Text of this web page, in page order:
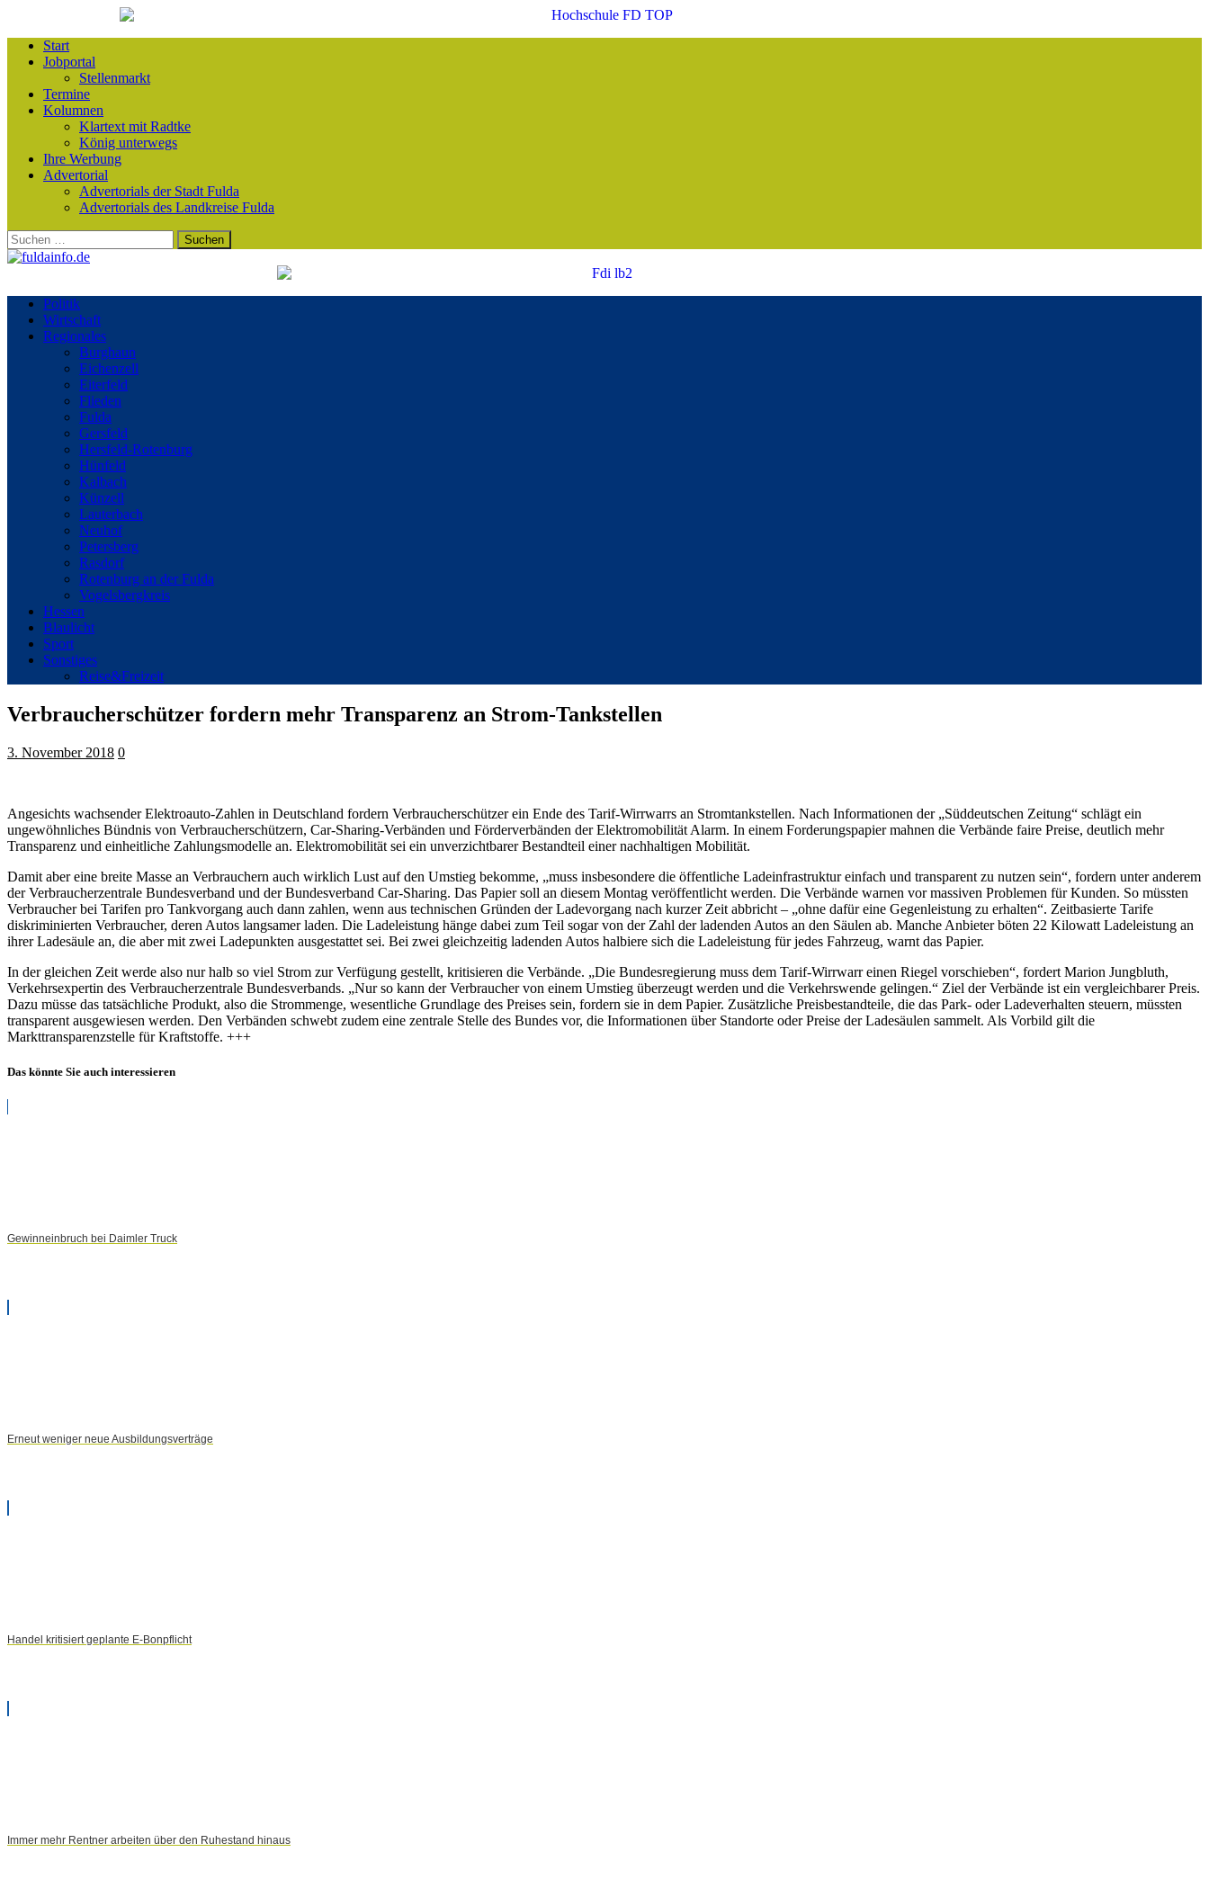
Start
Jobportal
Stellenmarkt
Termine
Kolumnen
Klartext mit Radtke
König unterwegs
Ihre Werbung
Advertorial
Advertorials der Stadt Fulda
Advertorials des Landkreise Fulda
Suchen
nach:
Politik
Wirtschaft
Regionales
Burghaun
Eichenzell
Eiterfeld
Flieden
Fulda
Gersfeld
Hersfeld-Rotenburg
Hünfeld
Kalbach
Künzell
Lauterbach
Neuhof
Petersberg
Rasdorf
Rotenburg an der Fulda
Vogelsbergkreis
Hessen
Blaulicht
Sport
Sonstiges
Reise&Freizeit
Verbraucherschützer fordern mehr Transparenz an Strom-Tankstellen
3. November 2018 0
Angesichts wachsender Elektroauto-Zahlen in Deutschland fordern Verbraucherschützer ein Ende des Tarif-Wirrwarrs an Stromtankstellen. Nach Informationen der „Süddeutschen Zeitung“ schlägt ein
ungewöhnliches Bündnis von Verbraucherschützern, Car-Sharing-Verbänden und Förderverbänden der Elektromobilität Alarm. In einem Forderungspapier mahnen die Verbände faire Preise, deutlich mehr
Transparenz und einheitliche Zahlungsmodelle an. Elektromobilität sei ein unverzichtbarer Bestandteil einer nachhaltigen Mobilität.
Damit aber eine breite Masse an Verbrauchern auch wirklich Lust auf den Umstieg bekomme, „muss insbesondere die öffentliche Ladeinfrastruktur einfach und transparent zu nutzen sein“, fordern unter anderem
der Verbraucherzentrale Bundesverband und der Bundesverband Car-Sharing. Das Papier soll an diesem Montag veröffentlicht werden. Die Verbände warnen vor massiven Problemen für Kunden. So müssten
Verbraucher bei Tarifen pro Tankvorgang auch dann zahlen, wenn aus technischen Gründen der Ladevorgang nach kurzer Zeit abbricht – „ohne dafür eine Gegenleistung zu erhalten“. Zeitbasierte Tarife
diskriminierten Verbraucher, deren Autos langsamer laden. Die Ladeleistung hänge dabei zum Teil sogar von der Zahl der ladenden Autos an den Säulen ab. Manche Anbieter böten 22 Kilowatt Ladeleistung an
ihrer Ladesäule an, die aber mit zwei Ladepunkten ausgestattet sei. Bei zwei gleichzeitig ladenden Autos halbiere sich die Ladeleistung für jedes Fahrzeug, warnt das Papier.
In der gleichen Zeit werde also nur halb so viel Strom zur Verfügung gestellt, kritisieren die Verbände. „Die Bundesregierung muss dem Tarif-Wirrwarr einen Riegel vorschieben“, fordert Marion Jungbluth,
Verkehrsexpertin des Verbraucherzentrale Bundesverbands. „Nur so kann der Verbraucher von einem Umstieg überzeugt werden und die Verkehrswende gelingen.“ Ziel der Verbände ist ein vergleichbarer Preis.
Dazu müsse das tatsächliche Produkt, also die Strommenge, wesentliche Grundlage des Preises sein, fordern sie in dem Papier. Zusätzliche Preisbestandteile, die das Park- oder Ladeverhalten steuern, müssten
transparent ausgewiesen werden. Den Verbänden schwebt zudem eine zentrale Stelle des Bundes vor, die Informationen über Standorte oder Preise der Ladesäulen sammelt. Als Vorbild gilt die
Markttransparenzstelle für Kraftstoffe. +++
Das könnte Sie auch interessieren
Gewinneinbruch bei Daimler Truck
Erneut weniger neue Ausbildungsverträge
Handel kritisiert geplante E-Bonpflicht
Immer mehr Rentner arbeiten über den Ruhestand hinaus